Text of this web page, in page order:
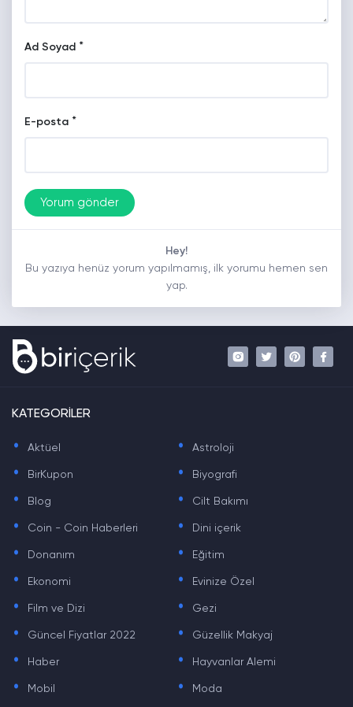
Ad Soyad *
E-posta *
Hey!
Bu yazıya henüz yorum yapılmamış, ilk yorumu hemen sen
yap.
KATEGORİLER
. Aktüel . Astroloji
. BirKupon . Biyografi
. Blog . Cilt Bakımı
. Coin - Coin Haberleri . Dini içerik
. Donanım . Eğitim
. Ekonomi . Evinize Özel
. Film ve Dizi . Gezi
. Güncel Fiyatlar 2022 . Güzellik Makyaj
. Haber . Hayvanlar Alemi
. Mobil . Moda